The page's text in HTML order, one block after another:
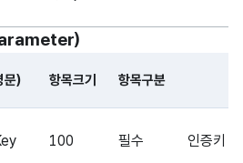
문) 항목크기 항목구분
100 필수 인증키